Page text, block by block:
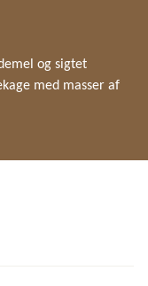
og sigtet
med masser af